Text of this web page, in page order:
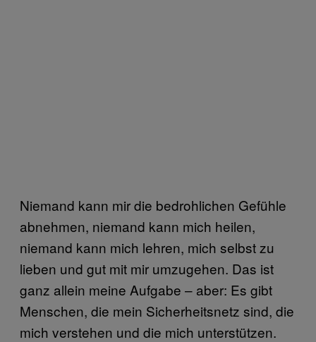
Niemand kann mir die bedrohlichen Gefühle
abnehmen, niemand kann mich heilen,
niemand kann mich lehren, mich selbst zu
lieben und gut mit mir umzugehen. Das ist
ganz allein meine Aufgabe – aber: Es gibt
Menschen, die mein Sicherheitsnetz sind, die
mich verstehen und die mich unterstützen.